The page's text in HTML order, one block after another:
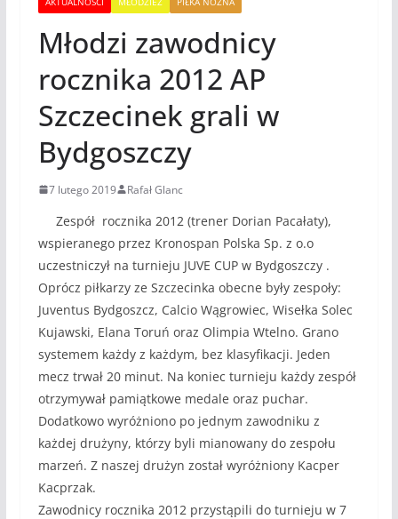
Młodzi zawodnicy
rocznika 2012 AP
Szczecinek grali w
Bydgoszczy
7 lutego 2019 Rafał Glanc
Zespół rocznika 2012 (trener Dorian Pacałaty),
wspieranego przez Kronospan Polska Sp. z o.o
uczestniczył na turnieju JUVE CUP w Bydgoszczy .
Oprócz piłkarzy ze Szczecinka obecne były zespoły:
Juventus Bydgoszcz, Calcio Wągrowiec, Wisełka Solec
Kujawski, Elana Toruń oraz Olimpia Wtelno. Grano
systemem każdy z każdym, bez klasyfikacji. Jeden
mecz trwał 20 minut. Na koniec turnieju każdy zespół
otrzymywał pamiątkowe medale oraz puchar.
Dodatkowo wyróżniono po jednym zawodniku z
każdej drużyny, którzy byli mianowany do zespołu
marzeń. Z naszej drużyn został wyróżniony Kacper
Kacprzak.
Zawodnicy rocznika 2012 przystąpili do turnieju w 7